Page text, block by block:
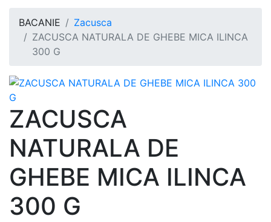
BACANIE
Zacusca
ZACUSCA NATURALA DE GHEBE MICA ILINCA
300 G
ZACUSCA
NATURALA DE
GHEBE MICA ILINCA
300 G